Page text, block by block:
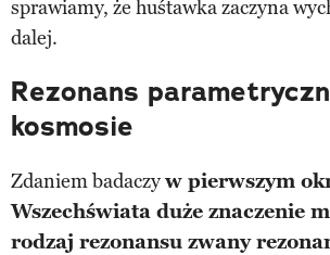
sprawiamy, że huśtawka zaczyna
dalej.
Rezonans
kosmosie
Zdaniem badaczyw pierwszym
Wszechświata duże znaczenie
rodzaj rezonansu zwany